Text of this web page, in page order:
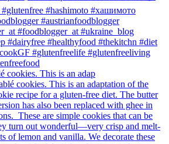
cookies.⁠ This is an adap